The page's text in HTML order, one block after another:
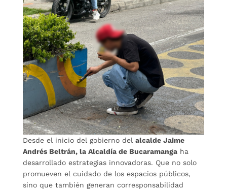
Desde el inicio del gobierno del alcalde Jaime
Andrés Beltrán, la Alcaldía de Bucaramangaha
desarrollado estrategias innovadoras. Que no solo
promueven el cuidado de los espacios públicos,
sino que también generan corresponsabilidad